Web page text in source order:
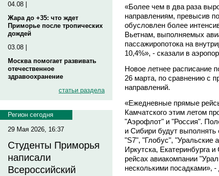
04.08 |
Жара до +35: что ждет
Приморье после тропических
дождей
03.08 |
Москва помогает развивать
отечественное
здравоохранение
статьи раздела
Регион сегодня
29 Мая 2026, 16:37
Студенты Приморья
написали
Всероссийский
«Более чем в два раза
направлениям, превысив
обусловлен более
Вьетнам, выполняемых
пассажиропотока на
10,4%», - сказали в
Новое летнее расписание
26 марта, по сравнению с
направлений.
«Ежедневные прямые
Камчатского этим летом
"Аэрофлот" и "Россия".
и Сибири будут
"S7", "Глобус", "Уральские
Иркутска, Екатеринбурга
рейсах авиакомпании
несколькими посадками»,